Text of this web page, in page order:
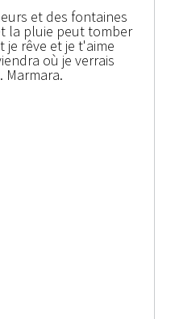
et des fontaines
la pluie peut tomber
rêve et je t'aime
où je verrais
Marmara.